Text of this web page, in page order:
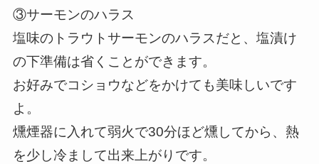
③サーモンのハラス
塩味のトラウトサーモンのハラスだと、塩漬け
の下準備は省くことができます。
お好みでコショウなどをかけても美味しいです
よ。
燻煙器に入れて弱火で30分ほど燻してから、熱
を少し冷まして出来上がりです。